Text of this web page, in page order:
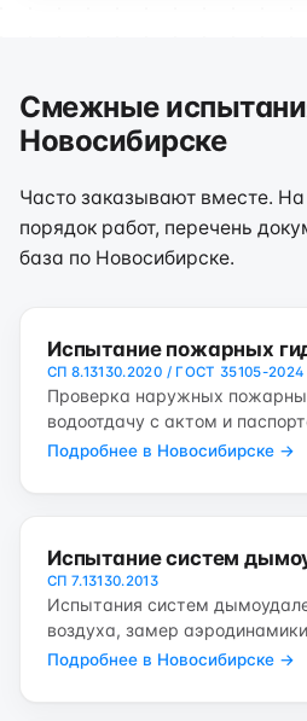
Смежные
Новосибирске
Часто заказывают вместе.
порядок работ, перечень
база по Новосибирске.
Испытание пожарных
СП 8.13130.2020 / ГОСТ 35105-2024
Проверка наружных
водоотдачу с актом и
Подробнее в Новосибирске →
Испытание систем
СП 7.13130.2013
Испытания систем
воздуха, замер
Подробнее в Новосибирске →